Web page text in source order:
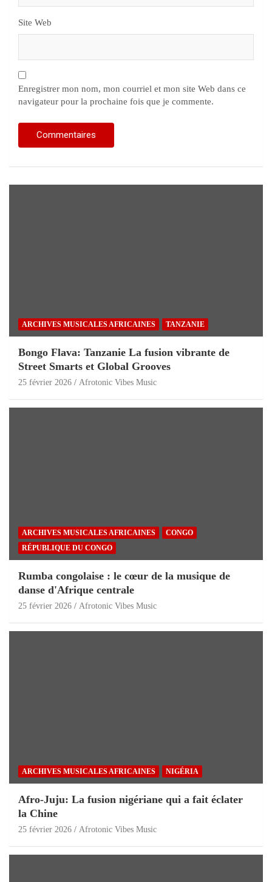
Site Web
Enregistrer mon nom, mon courriel et mon site Web dans ce
navigateur pour la prochaine fois que je commente.
ARCHIVES MUSICALES AFRICAINES TANZANIE
Bongo Flava: Tanzanie La fusion vibrante de
Street Smarts et Global Grooves
25 février 2026 Afrotonic Vibes Music
ARCHIVES MUSICALES AFRICAINES
CONGO
RÉPUBLIQUE DU CONGO
Rumba congolaise : le cœur de la musique de
danse d'Afrique centrale
25 février 2026 Afrotonic Vibes Music
ARCHIVES MUSICALES AFRICAINES NIGÉRIA
Afro-Juju: La fusion nigériane qui a fait éclater
la Chine
25 février 2026 Afrotonic Vibes Music